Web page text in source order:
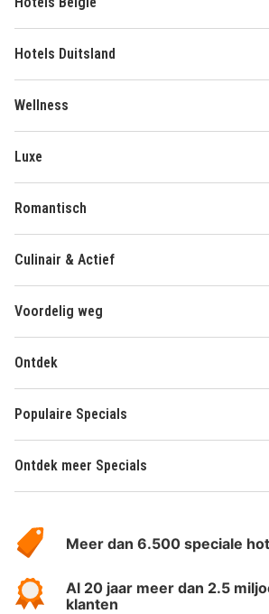
Hotels Duitsland
Wellness
Luxe
Romantisch
Culinair & Actief
Voordelig weg
Ontdek
Populaire Specials
Ontdek meer Specials
HotelSpecials
Meer dan 6.500 speciale
Al 20 jaar meer dan 2.5
klanten